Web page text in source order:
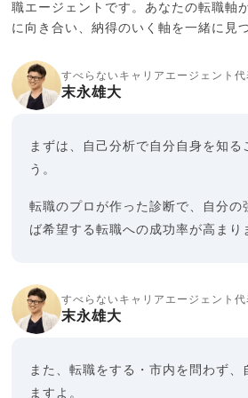
職エージェントです。あなたの転職軸
に向き合い、納得のいく軸を一緒に見
すべらないキャリアエージェント代
末永雄大
まずは、自己分析で自分自身を知る
う。
転職のプロが作った診断で、自分の
ば希望する転職への成功率が高まり
すべらないキャリアエージェント代
末永雄大
また、転職をする・市内を問わず、
ますよ。